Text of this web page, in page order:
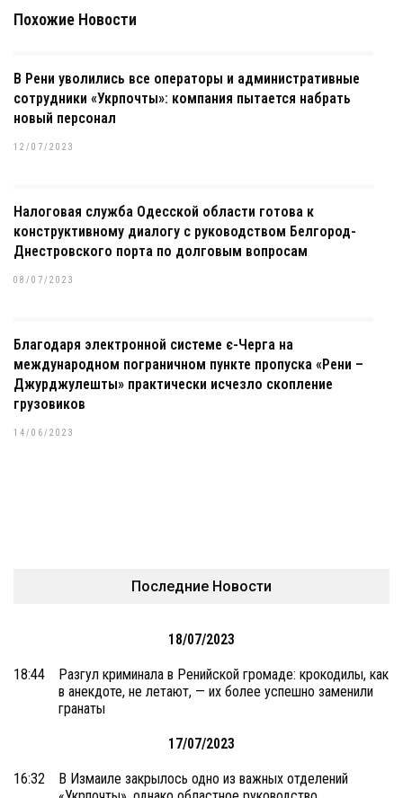
Похожие Новости
В Рени уволились все операторы и административные
сотрудники «Укрпочты»: компания пытается набрать
новый персонал
12/07/2023
Налоговая служба Одесской области готова к
конструктивному диалогу с руководством Белгород-
Днестровского порта по долговым вопросам
08/07/2023
Благодаря электронной системе є-Черга на
международном пограничном пункте пропуска «Рени –
Джурджулешты» практически исчезло скопление
грузовиков
14/06/2023
Последние Новости
18/07/2023
18:44
Разгул криминала в Ренийской громаде: крокодилы, как
в анекдоте, не летают, — их более успешно заменили
гранаты
17/07/2023
16:32
В Измаиле закрылось одно из важных отделений